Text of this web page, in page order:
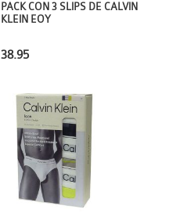
PACK CON 3 SLIPS DE CALVIN
KLEIN EOY
38.95